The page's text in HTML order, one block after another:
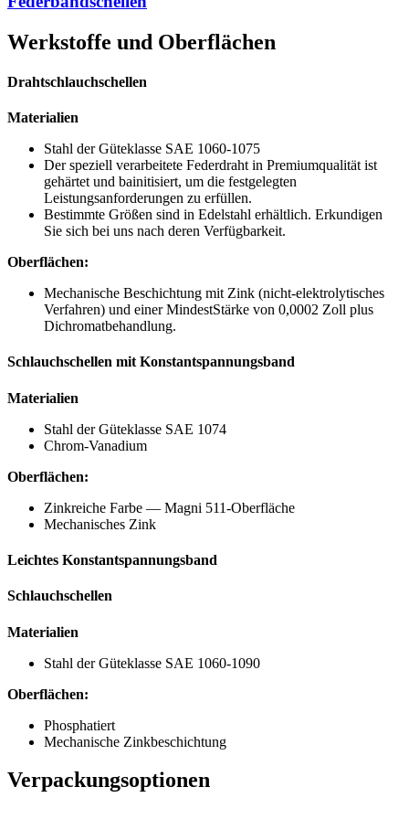
Werkstoffe und Oberflächen
Drahtschlauchschellen
Materialien
Stahl der Güteklasse SAE 1060-1075
Der speziell verarbeitete Federdraht in Premiumqualität ist
gehärtet und bainitisiert, um die festgelegten
Leistungsanforderungen zu erfüllen.
Bestimmte Größen sind in Edelstahl erhältlich. Erkundigen
Sie sich bei uns nach deren Verfügbarkeit.
Oberflächen:
Mechanische Beschichtung mit Zink (nicht-elektrolytisches
Verfahren) und einer MindestStärke von 0,0002 Zoll plus
Dichromatbehandlung.
Schlauchschellen mit Konstantspannungsband
Materialien
Stahl der Güteklasse SAE 1074
Chrom-Vanadium
Oberflächen:
Zinkreiche Farbe — Magni 511-Oberfläche
Mechanisches Zink
Leichtes Konstantspannungsband
Schlauchschellen
Materialien
Stahl der Güteklasse SAE 1060-1090
Oberflächen:
Phosphatiert
Mechanische Zinkbeschichtung
Verpackungsoptionen